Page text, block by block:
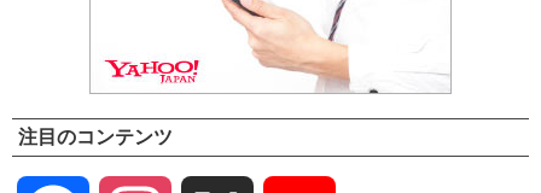
注目のコンテンツ